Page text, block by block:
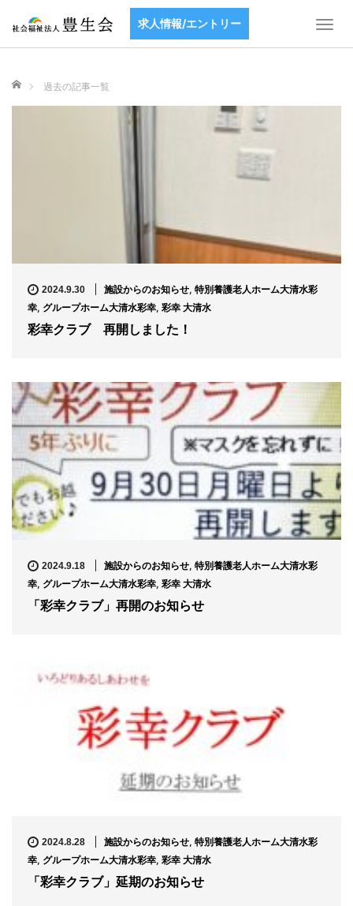
T
o
i
求人情報/エントリー
ホーム 過去の記事一覧
2024.9.30 施設からのお知らせ, 特別養護老人ホーム大清水彩
幸, グループホーム大清水彩幸, 彩幸 大清水
彩幸クラブ 再開しました！
2024.9.18 施設からのお知らせ, 特別養護老人ホーム大清水彩
幸, グループホーム大清水彩幸, 彩幸 大清水
「彩幸クラブ」再開のお知らせ
2024.8.28 施設からのお知らせ, 特別養護老人ホーム大清水彩
幸, グループホーム大清水彩幸, 彩幸 大清水
「彩幸クラブ」延期のお知らせ